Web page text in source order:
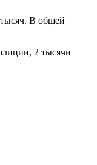
В общей
2 тысячи